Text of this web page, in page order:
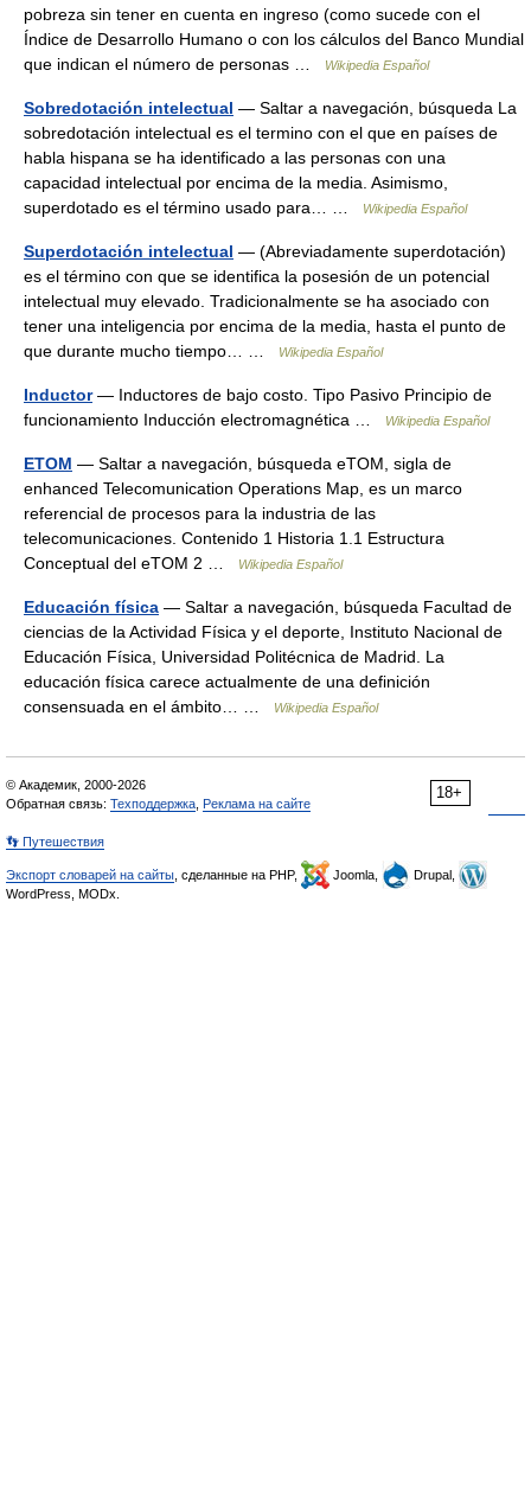
pobreza sin tener en cuenta en ingreso (como sucede con el
Índice de Desarrollo Humano o con los cálculos del Banco Mundial
que indican el número de personas …
Wikipedia Español
Sobredotación intelectual — Saltar a navegación, búsqueda La
sobredotación intelectual es el termino con el que en países de
habla hispana se ha identificado a las personas con una
capacidad intelectual por encima de la media. Asimismo,
superdotado es el término usado para… …
Wikipedia Español
Superdotación intelectual — (Abreviadamente superdotación)
es el término con que se identifica la posesión de un potencial
intelectual muy elevado. Tradicionalmente se ha asociado con
tener una inteligencia por encima de la media, hasta el punto de
que durante mucho tiempo… …
Wikipedia Español
Inductor— Inductores de bajo costo. Tipo Pasivo Principio de
funcionamiento Inducción electromagnética …
Wikipedia Español
ETOM — Saltar a navegación, búsqueda eTOM, sigla de
enhanced Telecomunication Operations Map, es un marco
referencial de procesos para la industria de las
telecomunicaciones. Contenido 1 Historia 1.1 Estructura
Conceptual del eTOM 2 …
Wikipedia Español
Educación física — Saltar a navegación, búsqueda Facultad de
ciencias de la Actividad Física y el deporte, Instituto Nacional de
Educación Física, Universidad Politécnica de Madrid. La
educación física carece actualmente de una definición
consensuada en el ámbito… …
Wikipedia Español
18+
© Академик, 2000-2026
Обратная связь: Техподдержка Реклама на сайте
👣 Путешествия
Экспорт словарей на сайты , сделанные на PHP, Joomla,
Drupal,
WordPress, MODx.